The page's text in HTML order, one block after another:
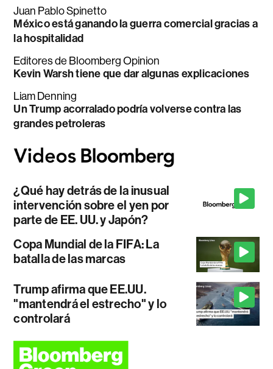
Juan Pablo Spinetto
México está ganando la guerra comercial gracias a
la hospitalidad
Editores de Bloomberg Opinion
Kevin Warsh tiene que dar algunas explicaciones
Liam Denning
Un Trump acorralado podría volverse contra las
grandes petroleras
¿Qué hay detrás de la inusual
intervención sobre el yen por
parte de EE. UU. y Japón?
Copa Mundial de la FIFA: La
batalla de las marcas
Trump afirma que EE.UU.
"mantendrá el estrecho" y lo
controlará